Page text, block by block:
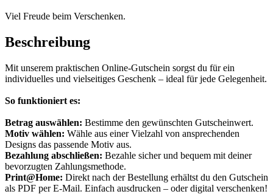
Viel Freude beim Verschenken.
Beschreibung
Mit unserem praktischen Online-Gutschein sorgst du für ein
individuelles und vielseitiges Geschenk – ideal für jede Gelegenheit.
So funktioniert es:
Betrag auswählen: Bestimme den gewünschten Gutscheinwert.
Motiv wählen: Wähle aus einer Vielzahl von ansprechenden
Designs das passende Motiv aus.
Bezahlung abschließen: Bezahle sicher und bequem mit deiner
bevorzugten Zahlungsmethode.
Print@Home: Direkt nach der Bestellung erhältst du den Gutschein
als PDF per E-Mail. Einfach ausdrucken – oder digital verschenken!